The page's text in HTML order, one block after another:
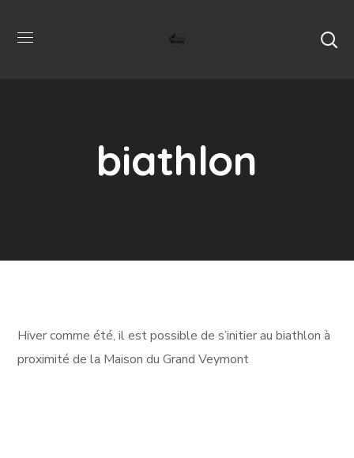
biathlon
Hiver comme été, il est possible de s’initier au biathlon à
proximité de la Maison du Grand Veymont